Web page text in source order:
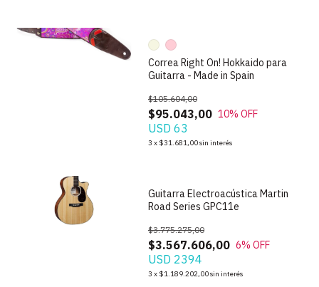
Correa Right On! Hokkaido para
Guitarra - Made in Spain
$95.043,00
$105.604,00
10% OFF
USD 63
3 x $31.681,00sin interés
Guitarra Electroacústica Martin
Road Series GPC11e
$3.567.606,00
$3.775.275,00
6% OFF
USD 2394
3 x $1.189.202,00sin interés